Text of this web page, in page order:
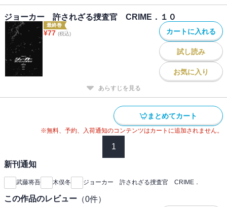
ジョーカー 許されざる捜査官 CRIME．１０
最終巻
¥77 (税込) カートに入れる
試し読み
お気に入り
あらすじを見る
まとめてカート
※無料、予約、入荷通知のコンテンツはカートに追加されません。
1
新刊通知
武藤将吾 木俣冬 ジョーカー 許されざる捜査官 CRIME．
この作品のレビュー （0件）